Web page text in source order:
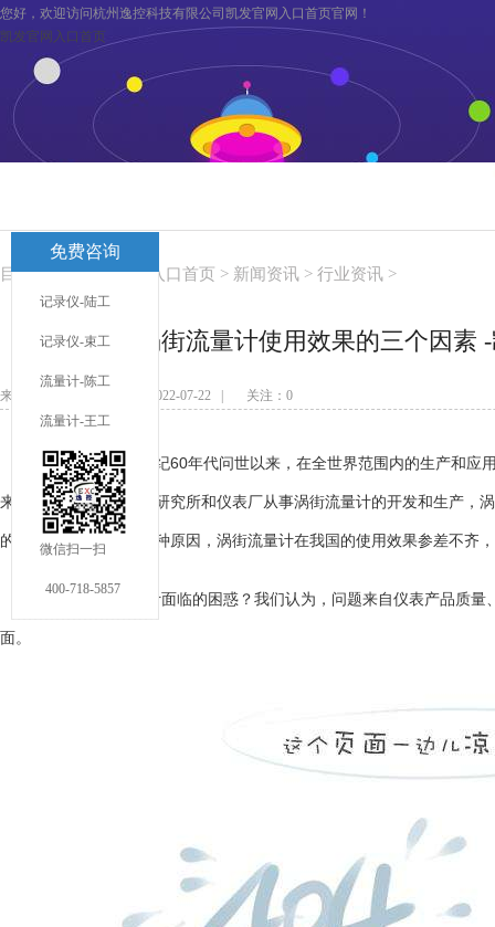
您好，欢迎访问杭州逸控科技有限公司凯发官网入口首页官网！
凯发官网入口首页
联系凯发官网入口首页 服务与支持
目前您在：凯发官网入口首页 > 新闻资讯 > 行业资讯 >
决定涡街流量计使用效果的三个因素
来源：未知 发布日期：2022-07-22 | 关注： 0
涡街流量计自上世纪60年代问世以来，在全世界范围内的生产和应
来，先后有上百家仪表研究所和仪表厂从事涡街流量计的开发和生产，
的应用。然而，由于各种原因，涡街流量计在我国的使用效果参差不齐
如何解决涡街流量计面临的困惑？我们认为，问题来自仪表产品质
面。
免费咨询
记录仪-陆工
记录仪-束工
流量计-陈工
流量计-王工
微信扫一扫
400-718-5857